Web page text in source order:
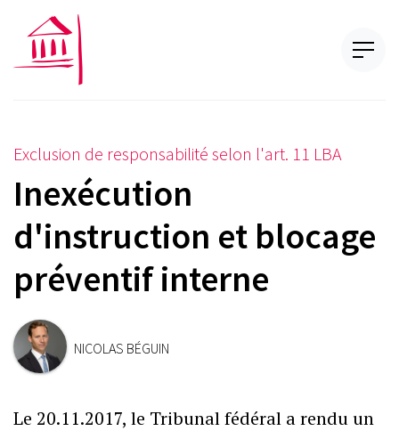
Exclusion de responsabilité selon l'art. 11 LBA
Inexécution
d'instruction et blocage
préventif interne
NICOLAS BÉGUIN
Le 20.11.2017, le Tribunal fédéral a rendu un